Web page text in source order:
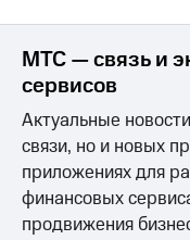
МТС — связь и
сервисов
Актуальные
связи, но и новых
приложениях для
финансовых
продвижения